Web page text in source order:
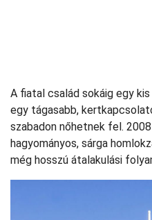
A fiatal család sokáig egy
egy tágasabb,
szabadon nőhetnek fel.
hagyományos, sárga
még hosszú átalakulási